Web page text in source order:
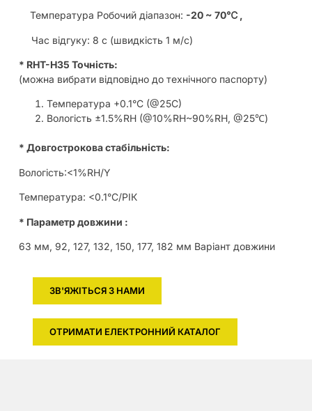
Температура Робочий діапазон: -20 ~ 70℃ ,
Час відгуку: 8 с (швидкість 1 м/с)
* RHT-H35 Точність:
(можна вибрати відповідно до технічного паспорту)
Температура +0.1°C (@25C)
Вологість ±1.5%RH (@10%RH~90%RH, @25℃)
* Довгострокова стабільність:
Вологість:<1%RH/Y
Температура: <0.1°C/РІК
* Параметр довжини :
63 мм, 92, 127, 132, 150, 177, 182 мм Варіант довжини
ЗВ'ЯЖІТЬСЯ З НАМИ
ОТРИМАТИ ЕЛЕКТРОННИЙ КАТАЛОГ